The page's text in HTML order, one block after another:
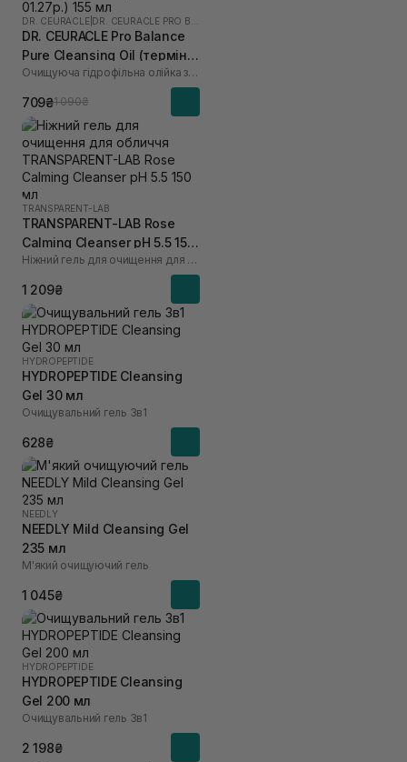
DR. CEURACLE
DR. CEURACLE Pro Balance
Pure Cleansing Oil (термін
до 01.27р.) 155 мл
Очищуюча гідрофільна олійка з пробіотиками
709₴1 090₴
TRANSPARENT-LAB
TRANSPARENT-LAB Rose
Calming Cleanser pH 5.5 150
мл
Ніжний гель для очищення для обличчя
1 209₴
HYDROPEPTIDE
HYDROPEPTIDE Cleansing
Gel 30 мл
Очищувальний гель 3в1
628₴
NEEDLY
NEEDLY Mild Cleansing Gel
235 мл
М'який очищуючий гель
1 045₴
HYDROPEPTIDE
HYDROPEPTIDE Cleansing
Gel 200 мл
Очищувальний гель 3в1
2 198₴